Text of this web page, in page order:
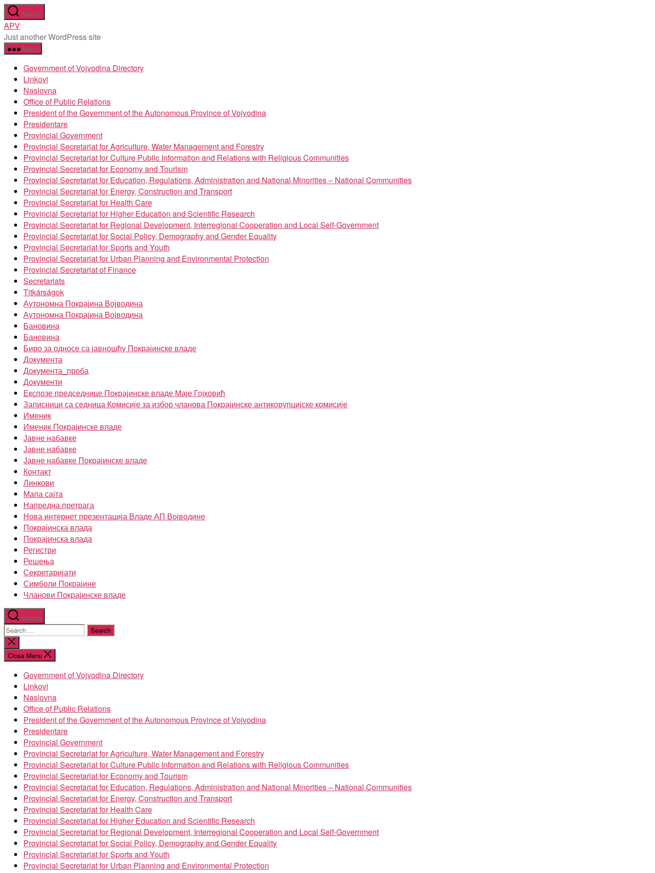
Skip
to
the
content
Search
APV
Just another WordPress site
Menu
Government of Vojvodina Directory
Linkovi
Naslovna
Office of Public Relations
President of the Government of the Autonomous Province of Vojvodina
Presidentare
Provincial Government
Provincial Secretariat for Agriculture, Water Management and Forestry
Provincial Secretariat for Culture Public Information and Relations with Religious Communities
Provincial Secretariat for Economy and Tourism
Provincial Secretariat for Education, Regulations, Administration and National Minorities – National Communities
Provincial Secretariat for Energy, Construction and Transport
Provincial Secretariat for Health Care
Provincial Secretariat for Higher Education and Scientific Research
Provincial Secretariat for Regional Development, Interregional Cooperation and Local Self-Government
Provincial Secretariat for Social Policy, Demography and Gender Equality
Provincial Secretariat for Sports and Youth
Provincial Secretariat for Urban Planning and Environmental Protection
Provincial Secretariat of Finance
Secretariats
Titkárságok
Аутономна Покрајина Војводина
Аутономна Покрајина Војводина
Бановина
Бановина
Биро за односе са јавношћу Покрајинске владе
Документа
Документа_проба
Документи
Експозе председнице Покрајинске владе Маје Гојковић
Записници са седница Комисије за избор чланова Покрајинске антикорупцијске комисије
Именик
Именик Покрајинске владе
Јавне набавке
Јавне набавке
Јавне набавке Покрајинске владе
Контакт
Линкови
Мапа сајта
Напредна претрага
Нова интернет презентација Владе АП Војводине
Покрајинска влада
Покрајинска влада
Регистри
Решења
Секретаријати
Симболи Покрајине
Чланови Покрајинске владе
Search
Search
for:
Close
search
Close Menu
Government of Vojvodina Directory
Linkovi
Naslovna
Office of Public Relations
President of the Government of the Autonomous Province of Vojvodina
Presidentare
Provincial Government
Provincial Secretariat for Agriculture, Water Management and Forestry
Provincial Secretariat for Culture Public Information and Relations with Religious Communities
Provincial Secretariat for Economy and Tourism
Provincial Secretariat for Education, Regulations, Administration and National Minorities – National Communities
Provincial Secretariat for Energy, Construction and Transport
Provincial Secretariat for Health Care
Provincial Secretariat for Higher Education and Scientific Research
Provincial Secretariat for Regional Development, Interregional Cooperation and Local Self-Government
Provincial Secretariat for Social Policy, Demography and Gender Equality
Provincial Secretariat for Sports and Youth
Provincial Secretariat for Urban Planning and Environmental Protection